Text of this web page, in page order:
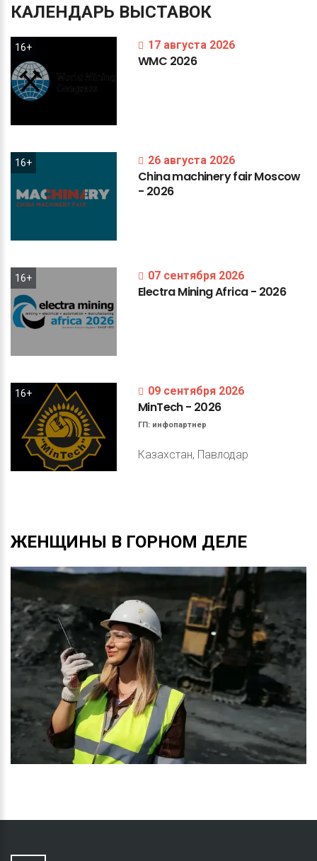
КАЛЕНДАРЬ ВЫСТАВОК
16+ 17 августа 2026
WMC 2026
16+ 26 августа 2026
ChinamachineryfairMoscow
- 2026
16+ 07 сентября 2026
ElectraMiningAfrica- 2026
16+ 09 сентября 2026
MinTech- 2026
ГП: инфопартнер
Казахстан, Павлодар
ЖЕНЩИНЫ В ГОРНОМ ДЕЛЕ